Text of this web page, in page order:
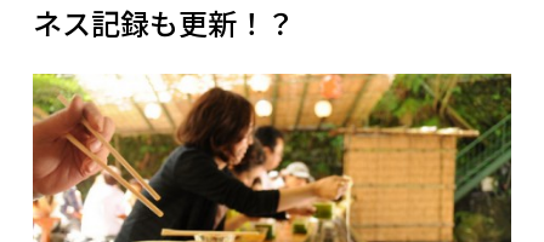
ネス記録も更新！？